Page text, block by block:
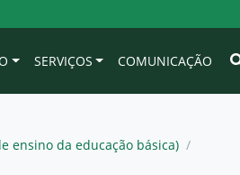
SERVIÇOS COMUNICAÇÃO
ensino da educação básica) /